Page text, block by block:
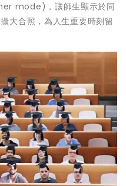
mode)，讓師生顯示於同
大合照，為人生重要時刻留